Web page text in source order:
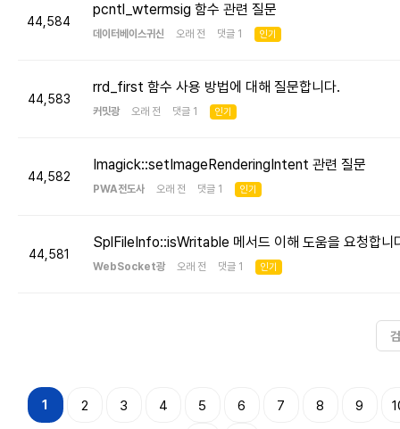
44,584
pcntl_wtermsig 함수 관련 질문
데이터베이스귀신 오래 전 댓글 1 인기
44,583
rrd_first 함수 사용 방법에 대해 질문합니다.
커밋광 오래 전 댓글 1 인기
44,582
Imagick::setImageRenderingIntent 관련 질문
PWA전도사 오래 전 댓글 1 인기
44,581
SplFileInfo::isWritable 메서드 이해 도움을 요청합니
WebSocket광 오래 전 댓글 1 인기
1 2 3 4 5 6 7 8 9